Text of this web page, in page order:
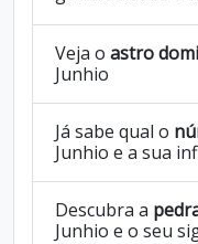
Veja o astro
Junhio
Já sabe qual o
Junhio e a sua
Descubra a
Junhio e o seu